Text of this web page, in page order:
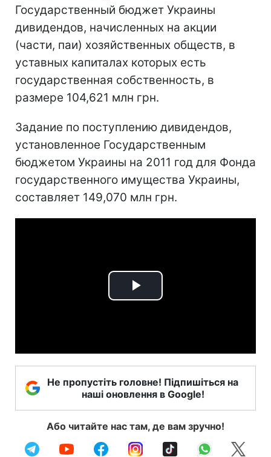
Государственный бюджет Украины
дивидендов, начисленных на акции
(части, паи) хозяйственных обществ, в
уставных капиталах которых есть
государственная собственность, в
размере 104,621 млн грн.
Задание по поступлению дивидендов,
установленное Государственным
бюджетом Украины на 2011 год для Фонда
государственного имущества Украины,
составляет 149,070 млн грн.
Play
Не пропустіть головне! Підпишіться на
наші оновлення в Google!
Або читайте нас там, де вам зручно!